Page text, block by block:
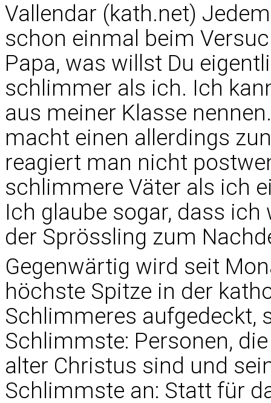
Vallendar (kath.net)
schon einmal beim
Papa, was willst Du
schlimmer als ich. Ich
aus meiner Klasse
macht einen allerdings
reagiert man nicht
schlimmere Väter als ich
Ich glaube sogar, dass
der Sprössling zum
Gegenwärtig wird seit
höchste Spitze in der
Schlimmeres aufgedeckt,
Schlimmste: Personen,
alter Christus sind und
Schlimmste an: Statt für